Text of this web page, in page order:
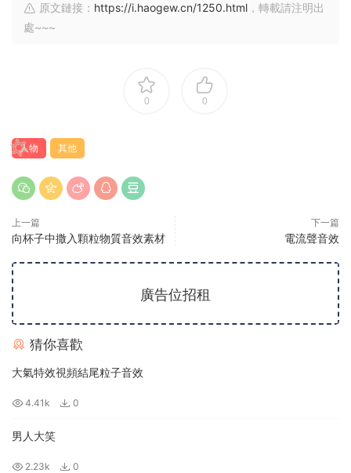
原文鏈接： https://i.haogew.cn/1250.html ，轉載請注明出
處~~~
0 0
人物 其他
上一篇
向杯子中撒入顆粒物質音效素材
下一篇
電流聲音效
廣告位招租
猜你喜歡
大氣特效視頻結尾粒子音效
4.41k 0
男人大笑
2.23k 0